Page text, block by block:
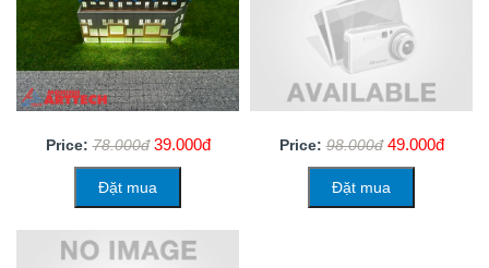
Price: 78.000đ 39.000đ
Đặt mua
Price: 98.000đ 49.000đ
Đặt mua